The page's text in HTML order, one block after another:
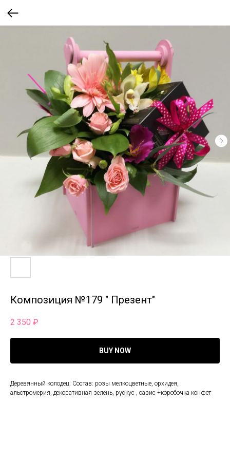
Композиция №179 " Презент"
2 350 ₽
BUY NOW
Деревянный колодец. Состав: розы мелкоцветные, орхидея,
альстромерия, декоративная зелень, рускус , оазис +коробочка конфет